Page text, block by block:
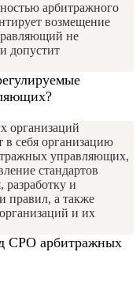
арбитражного
возмещение
не
допустит
организаций
себя организацию
управляющих,
стандартов
и
правил, а также
и их
СРО арбитражных